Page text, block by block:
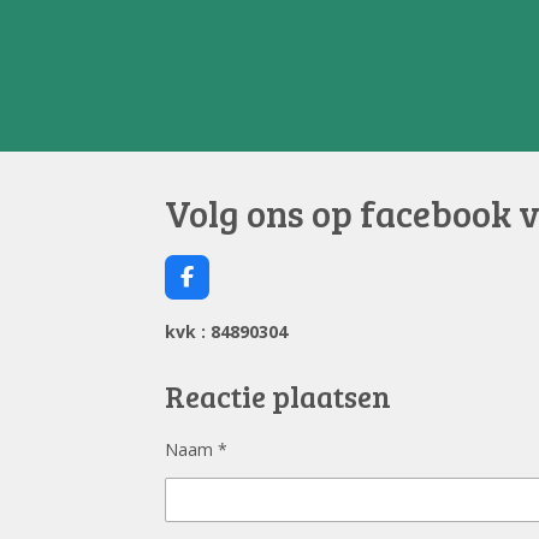
Volg ons op facebook
F
a
c
e
o
kvk : 84890304
Reactie plaatsen
Naam *